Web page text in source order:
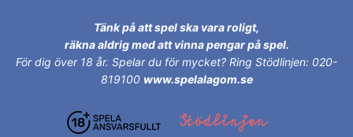
Tänk på att spel ska vara roligt,
räkna aldrig med att vinna pengar på spel.
För dig över 18 år. Spelar du för mycket? Ring Stödlinjen: 020-
819100 www.spelalagom.se